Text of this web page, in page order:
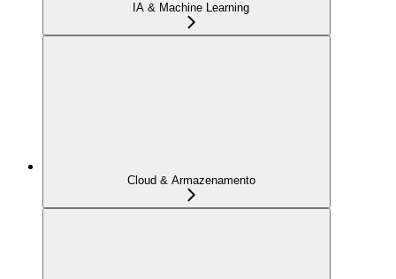
IA & Machine Learning
Cloud & Armazenamento